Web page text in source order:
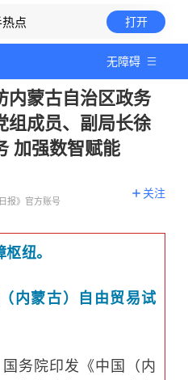
热点 打开
无障碍
内蒙古自治区政务
组成员、副局长徐
加强数智赋能
报》官方账号
关注
纽。
蒙古）自由贸易试
院印发《中国（内